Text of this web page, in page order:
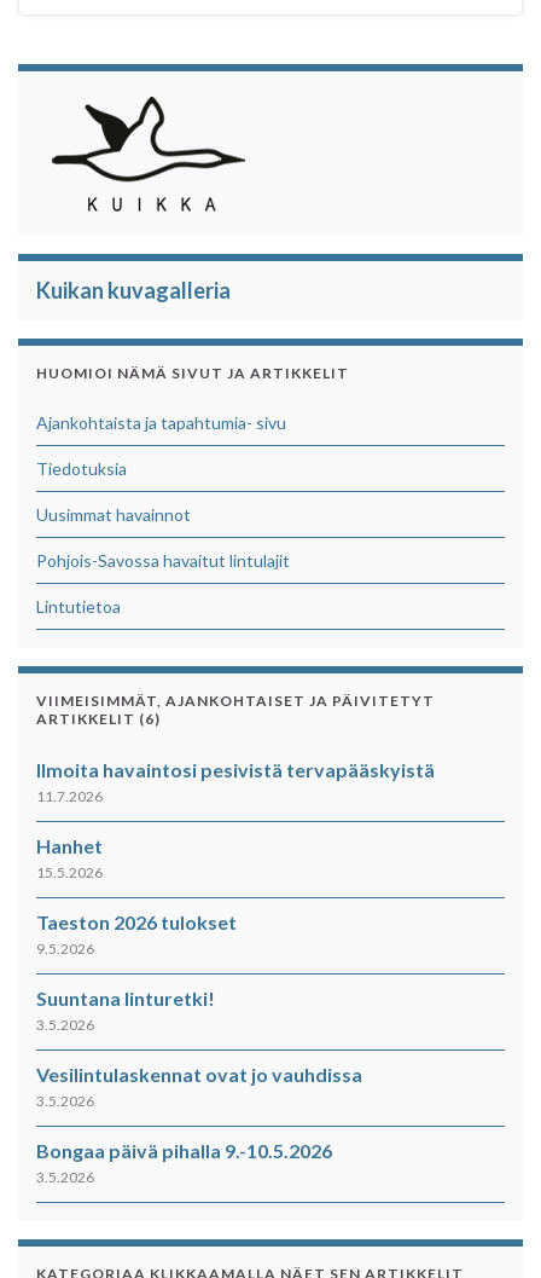
Kuikan kuvagalleria
HUOMIOI NÄMÄ SIVUT JA ARTIKKELIT
Ajankohtaista ja tapahtumia- sivu
Tiedotuksia
Uusimmat havainnot
Pohjois-Savossa havaitut lintulajit
Lintutietoa
VIIMEISIMMÄT, AJANKOHTAISET JA PÄIVITETYT
ARTIKKELIT (6)
Ilmoita havaintosi pesivistä tervapääskyistä
11.7.2026
Hanhet
15.5.2026
Taeston 2026 tulokset
9.5.2026
Suuntana linturetki!
3.5.2026
Vesilintulaskennat ovat jo vauhdissa
3.5.2026
Bongaa päivä pihalla 9.-10.5.2026
3.5.2026
KATEGORIAA KLIKKAAMALLA NÄET SEN ARTIKKELIT